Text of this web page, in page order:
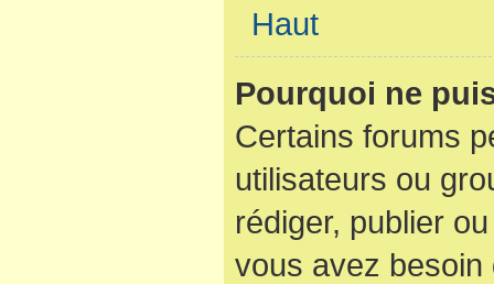
Haut
Pourquoi ne
Certains forums
utilisateurs ou
rédiger, publier
vous avez